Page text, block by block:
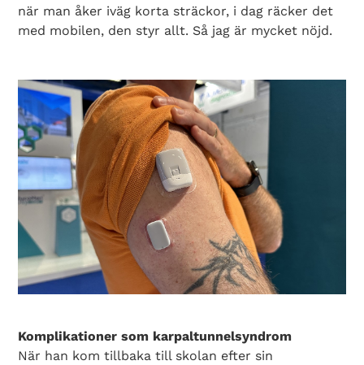
när man åker iväg korta sträckor, i dag räcker det
med mobilen, den styr allt. Så jag är mycket nöjd.
Komplikationer som karpaltunnelsyndrom
När han kom tillbaka till skolan efter sin